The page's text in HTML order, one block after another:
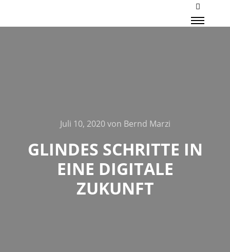
Mehr
Juli 10, 2020von Bernd Marzi
GLINDES SCHRITTE IN
EINE DIGITALE
ZUKUNFT